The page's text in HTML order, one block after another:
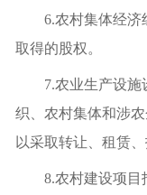
6.农村集体经济
取得的股权。
7.农业生产设施
织、农村集体和涉
以采取转让、租赁
8.农村建设项